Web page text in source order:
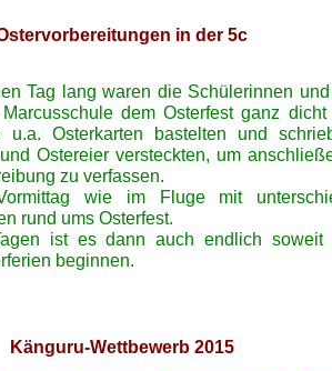
in der 5c
Tag lang waren die Schülerinnen
dem Osterfest ganz
u.a. Osterkarten bastelten und
Ostereier versteckten, um
zu verfassen.
wie im Fluge mit
rund ums Osterfest.
ist es dann auch endlich soweit
beginnen.
Känguru-Wettbewerb 2015